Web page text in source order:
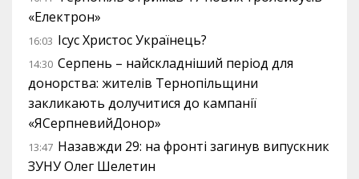
«Електрон»
16:03 Ісус Христос Українець?
14:30 Серпень – найскладніший період для
донорства: жителів Тернопільщини
закликають долучитися до кампанії
«ЯСерпневийДонор»
13:47 Назавжди 29: на фронті загинув випускник
ЗУНУ Олег Шелетин